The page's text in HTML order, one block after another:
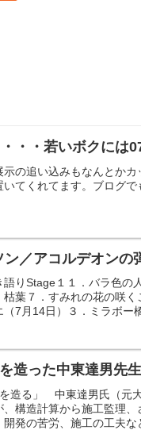
・・若いボクには
の追い込みもなんとか
てくれてます。ブログ
／アコルデオンの
りStage１１．バラ色の
葉７．すみれの花の咲
7月14日）３．ミラボー
造った中東達男先
造る」 中東達男氏（元
構造計算から施工監理
発の苦労、施工の工夫な